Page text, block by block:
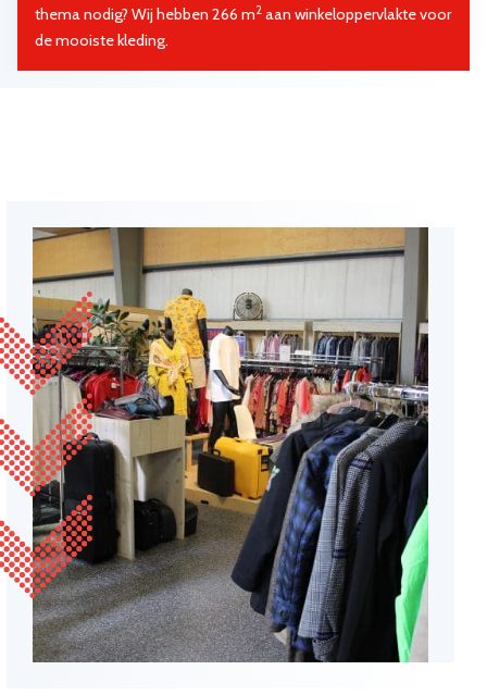
thema nodig? Wij hebben 266 m2 aan winkeloppervlakte voor
de mooiste kleding.